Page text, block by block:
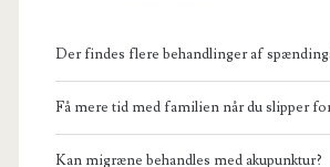
Der findes flere behandlinger af
Få mere tid med familien når du slipper
Kan migræne behandles med akupunktur?